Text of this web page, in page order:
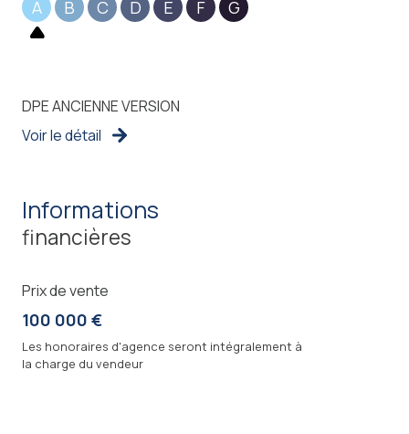
A B C D E F G
DPE ANCIENNE VERSION
Voir le détail
informations
financières
Prix de vente
100 000 €
Les honoraires d'agence seront intégralement à
la charge du vendeur